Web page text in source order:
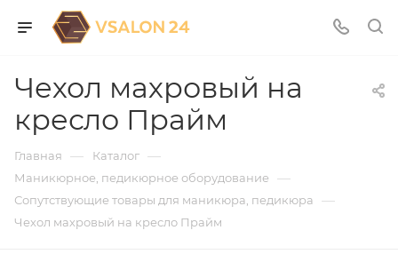
Чехол махровый на
кресло Прайм
Главная — Каталог —
Маникюрное, педикюрное оборудование —
Сопутствующие товары для маникюра, педикюра —
Чехол махровый на кресло Прайм